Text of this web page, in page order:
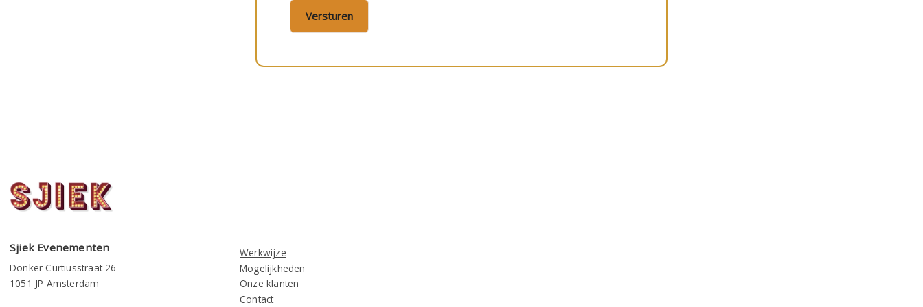
Sjiek Evenementen
Donker Curtiusstraat 26
1051 JP Amsterdam
Werkwijze
Mogelijkheden
Onze klanten
Contact